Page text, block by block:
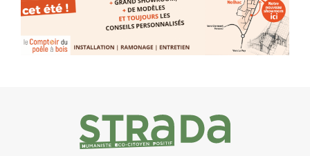
Programmée en off du festival
installation temporaire vous